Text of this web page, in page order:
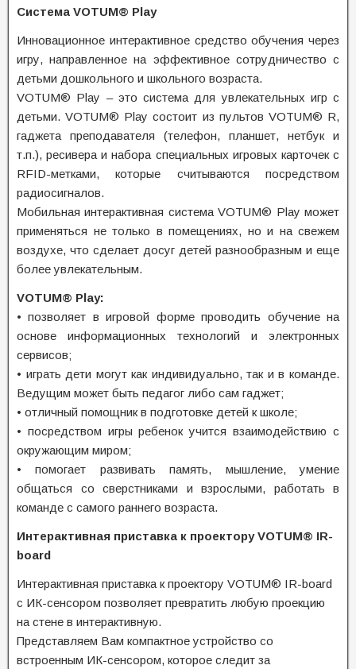
Система VOTUM® Play
Инновационное интерактивное средство обучения через
игру, направленное на эффективное сотрудничество с
детьми дошкольного и школьного возраста.
VOTUM® Play – это система для увлекательных игр с
детьми. VOTUM® Play состоит из пультов VOTUM® R,
гаджета преподавателя (телефон, планшет, нетбук и
т.п.), ресивера и набора специальных игровых карточек c
RFID-метками, которые считываются посредством
радиосигналов.
Мобильная интерактивная система VOTUM® Play может
применяться не только в помещениях, но и на свежем
воздухе, что сделает досуг детей разнообразным и еще
более увлекательным.
VOTUM® Play:
• позволяет в игровой форме проводить обучение на
основе информационных технологий и электронных
сервисов;
• играть дети могут как индивидуально, так и в команде.
Ведущим может быть педагог либо сам гаджет;
• отличный помощник в подготовке детей к школе;
• посредством игры ребенок учится взаимодействию с
окружающим миром;
• помогает развивать память, мышление, умение
общаться со сверстниками и взрослыми, работать в
команде с самого раннего возраста.
Интерактивная приставка к проектору VOTUM® IR-
board
Интерактивная приставка к проектору VOTUM® IR-board
с ИК-сенсором позволяет превратить любую проекцию
на стене в интерактивную.
Представляем Вам компактное устройство со
встроенным ИК-сенсором, которое следит за